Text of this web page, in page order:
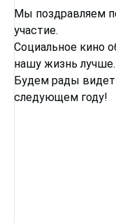
Мы поздравляем
участие.
Социальное кино
нашу жизнь лучше.
Будем рады
следующем году!